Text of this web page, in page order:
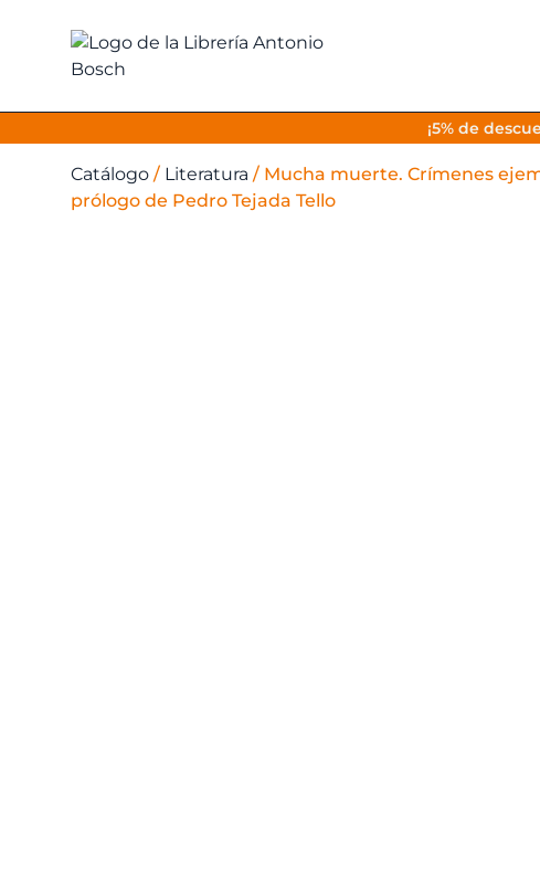
¡5% de
Catálogo / Literatura / Mucha muerte. Crímenes
prólogo de Pedro Tejada Tello